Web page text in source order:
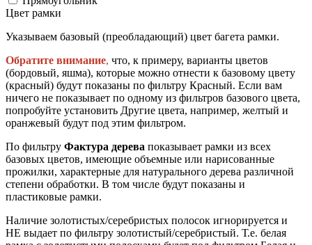
Цвет рамки
Указываем базовый (преобладающий) цвет багета рамки.
Обратите внимание, что, к примеру, варианты цветов
(бордовый, яшма), которые можно отнести к базовому цвету
(красный) будут показаны по фильтру Красный. Если вам
ничего не показывает по одному из фильтров базового цвета,
попробуйте установить Другие цвета, например, желтый и
оранжевый будут под этим фильтром.
По фильтру Фактура дерева показывает рамки из всех
базовых цветов, имеющие объемные или нарисованные
прожилки, характерные для натурального дерева различной
степени обработки. В том числе будут показаны и
пластиковые рамки.
Наличие золотистых/серебристых полосок игнорируется и
НЕ выдает по фильтру золотистый/серебристый. Т.е. белая